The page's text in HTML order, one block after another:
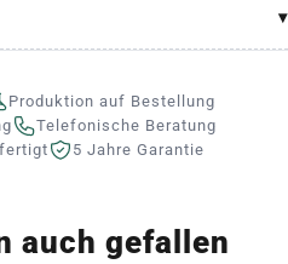
Produktion auf Bestellung
Telefonische Beratung
5 Jahre Garantie
auch gefallen